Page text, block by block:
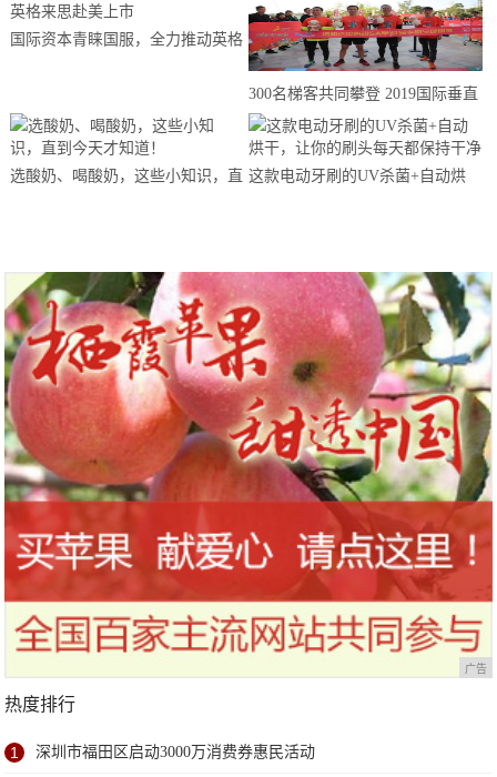
国际资本青睐国服，全力推动英格
300名梯客共同攀登 2019国际垂直
马拉松超级精英赛顺德海骏达中心
站欢乐开跑
选酸奶、喝酸奶，这些小知识，直 这款电动牙刷的UV杀菌+自动烘
广告
热度排行
1 深圳市福田区启动3000万消费券惠民活动